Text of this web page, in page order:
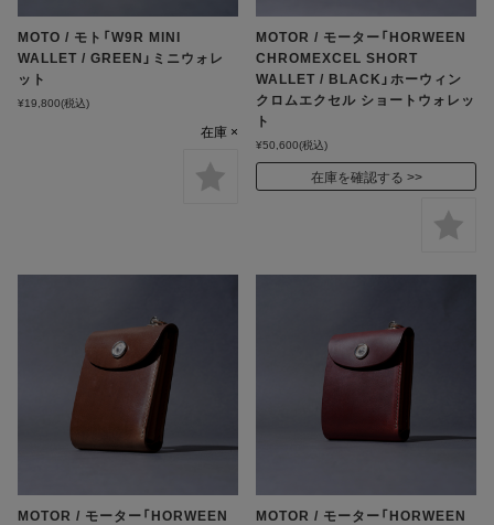
MOTO / モト「W9R MINI
WALLET / GREEN」ミニウォレ
ット
¥19,800(税込)
在庫 ×
MOTOR / モーター「HORWEEN
CHROMEXCEL SHORT
WALLET / BLACK」ホーウィン
クロムエクセル ショートウォレッ
ト
¥50,600(税込)
在庫を確認する
MOTOR / モーター「HORWEEN
MOTOR / モーター「HORWEEN